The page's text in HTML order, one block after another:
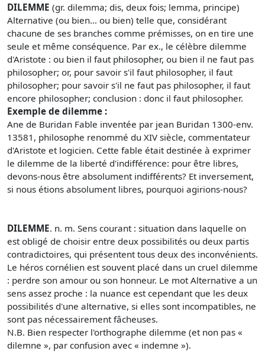
DILEMME (gr. dilemma; dis, deux fois; lemma, principe)
Alternative (ou bien… ou bien) telle que, considérant
chacune de ses branches comme prémisses, on en tire une
seule et même conséquence. Par ex., le célèbre dilemme
d'Aristote : ou bien il faut philosopher, ou bien il ne faut pas
philosopher; or, pour savoir s'il faut philosopher, il faut
philosopher; pour savoir s'il ne faut pas philosopher, il faut
encore philosopher; conclusion : donc il faut philosopher.
Exemple de dilemme :
Ane de Buridan Fable inventée par jean Buridan 1300-env.
13581, philosophe renommé du XIV siècle, commentateur
d'Aristote et logicien. Cette fable était destinée à exprimer
le dilemme de la liberté d'indifférence: pour être libres,
devons-nous être absolument indifférents? Et inversement,
si nous étions absolument libres, pourquoi agirions-nous?
DILEMME. n. m. Sens courant : situation dans laquelle on
est obligé de choisir entre deux possibilités ou deux partis
contradictoires, qui présentent tous deux des inconvénients.
Le héros cornélien est souvent placé dans un cruel dilemme
: perdre son amour ou son honneur. Le mot Alternative a un
sens assez proche : la nuance est cependant que les deux
possibilités d'une alternative, si elles sont incompatibles, ne
sont pas nécessairement fâcheuses.
N.B. Bien respecter l'orthographe dilemme (et non pas «
dilemne », par confusion avec « indemne »).